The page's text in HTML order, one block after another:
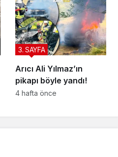
Arıcı Ali Yılmaz’ın
pikapı böyle yandı!
3. SAYFA
4 hafta önce